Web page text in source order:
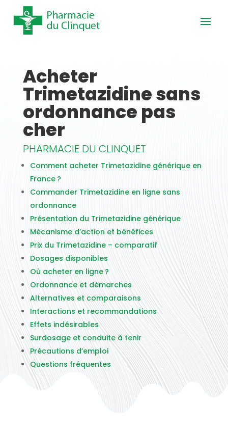
Acheter
Trimetazidine sans
ordonnance pas
cher
PHARMACIE DU CLINQUET
Comment acheter Trimetazidine générique en
France ?
Commander Trimetazidine en ligne sans
ordonnance
Présentation du Trimetazidine générique
Mécanisme d’action et bénéfices
Prix du Trimetazidine – comparatif
Dosages disponibles
Où acheter en ligne ?
Ordonnance et démarches
Alternatives et comparaisons
Interactions et recommandations
Effets indésirables
Surdosage et conduite à tenir
Précautions d’emploi
Questions fréquentes